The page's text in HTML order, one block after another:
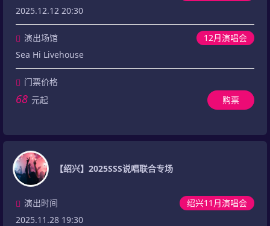
2025.12.12 20:30
12月演唱会
演出场馆
Sea Hi Livehouse
门票价格
68 元起 购票
【绍兴】2025SSS说唱联合专场
绍兴11月演唱会
演出时间
2025.11.28 19:30